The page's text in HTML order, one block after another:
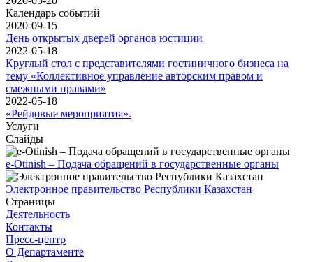
Календарь событий
2020-09-15
День открытых дверей органов юстиции
2022-05-18
Круглый стол с представителями гостиничного бизнеса на
тему «Коллективное управление авторским правом и
смежными правами»
2022-05-18
«Рейдовые мероприятия».
Услуги
Слайды
e-Otinish – Подача обращений в государственные органы
Электронное правительство Республики Казахстан
Страницы
Деятельность
Контакты
Пресс-центр
О Департаменте